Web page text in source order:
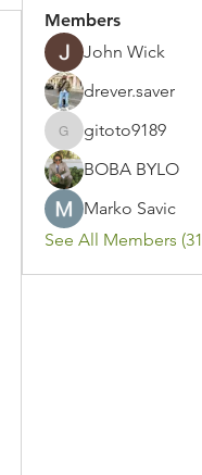
Members
John Wick
drever.saver
gitoto9189
gitoto9189
BOBA BYLO
Marko Savic
See All Members